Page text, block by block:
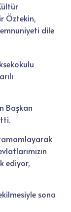
Öztekin,
dile
Başkan
ediyor,
sona